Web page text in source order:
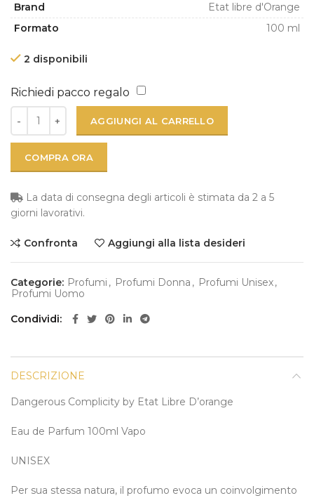
Brand
Etat libre d'Orange
Formato
100 ml
2 disponibili
Richiedi pacco regalo
AGGIUNGI AL CARRELLO
COMPRA ORA
La data di consegna degli articoli è stimata da 2 a 5
giorni lavorativi.
Confronta Aggiungi alla lista desideri
Categorie: Profumi , Profumi Donna , Profumi Unisex,
Profumi Uomo
Condividi
DESCRIZIONE
Dangerous Complicity by Etat Libre D’orange
Eau de Parfum 100ml Vapo
UNISEX
Per sua stessa natura, il profumo evoca un coinvolgimento